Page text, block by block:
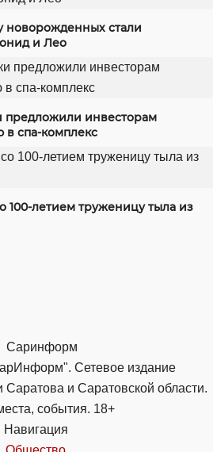
новорожденных стали
и Лео
предложили инвесторам
в спа-комплекс
100-летием труженицу тыла из
Сетевое издание
и Саратовской области.
события. 18+
Навигация